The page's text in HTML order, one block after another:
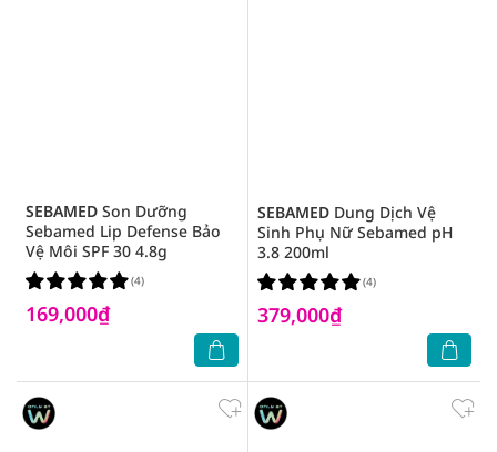
SEBAMED Son Dưỡng
Sebamed Lip Defense Bảo
Vệ Môi SPF 30 4.8g
169,000₫
(4)
SEBAMED Dung Dịch Vệ
Sinh Phụ Nữ Sebamed pH
3.8 200ml
379,000₫
(4)